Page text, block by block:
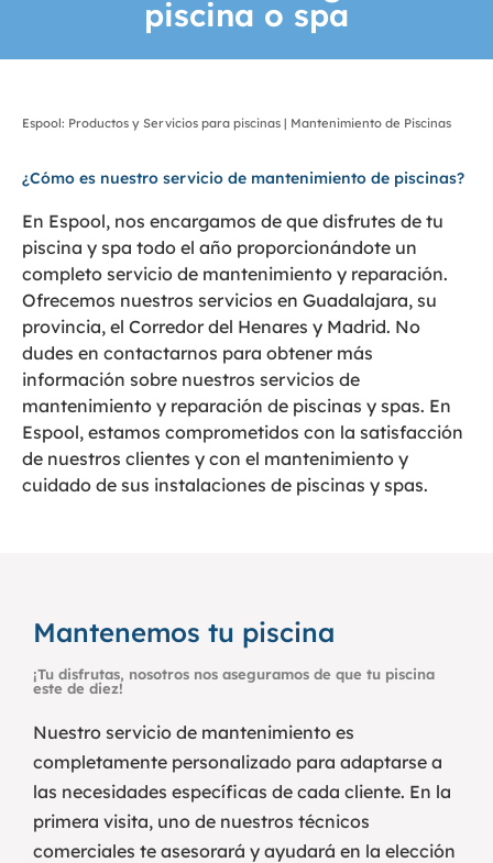
piscina o spa
Espool: Productos y Servicios para piscinas | Mantenimiento de Piscinas
¿Cómo es nuestro servicio de mantenimiento de piscinas?
En Espool, nos encargamos de que disfrutes de tu
piscina y spa todo el año proporcionándote un
completo servicio de mantenimiento y reparación.
Ofrecemos nuestros servicios en Guadalajara, su
provincia, el Corredor del Henares y Madrid. No
dudes en contactarnos para obtener más
información sobre nuestros servicios de
mantenimiento y reparación de piscinas y spas. En
Espool, estamos comprometidos con la satisfacción
de nuestros clientes y con el mantenimiento y
cuidado de sus instalaciones de piscinas y spas.
Mantenemos tu piscina
¡Tu disfrutas, nosotros nos aseguramos de que tu piscina
este de diez!
Nuestro servicio de mantenimiento es
completamente personalizado para adaptarse a
las necesidades específicas de cada cliente. En la
primera visita, uno de nuestros técnicos
comerciales te asesorará y ayudará en la elección